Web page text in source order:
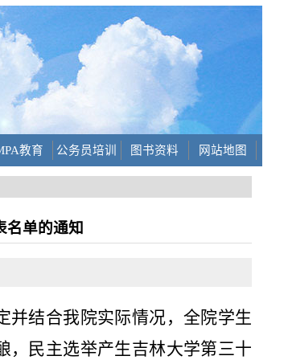
教育 公务员培训 图书资料 网站地图
名单的通知
并结合我院实际情况，全院学生
，民主选举产生吉林大学第三十